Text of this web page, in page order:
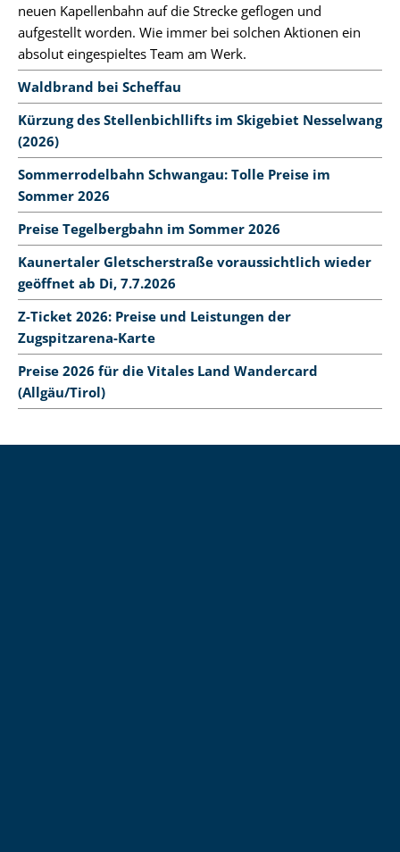
neuen Kapellenbahn auf die Strecke geflogen und
aufgestellt worden. Wie immer bei solchen Aktionen ein
absolut eingespieltes Team am Werk.
Waldbrand bei Scheffau
Kürzung des Stellenbichllifts im Skigebiet Nesselwang
(2026)
Sommerrodelbahn Schwangau: Tolle Preise im
Sommer 2026
Preise Tegelbergbahn im Sommer 2026
Kaunertaler Gletscherstraße voraussichtlich wieder
geöffnet ab Di, 7.7.2026
Z-Ticket 2026: Preise und Leistungen der
Zugspitzarena-Karte
Preise 2026 für die Vitales Land Wandercard
(Allgäu/Tirol)